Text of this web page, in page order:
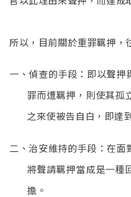
所以，目前關於重罪羈押，
一、偵查的手段：即以聲押
罪而遭羈押，則使其孤
之來使被告自白，即達
二、治安維持的手段：在面
將聲請羈押當成是一種
擔。